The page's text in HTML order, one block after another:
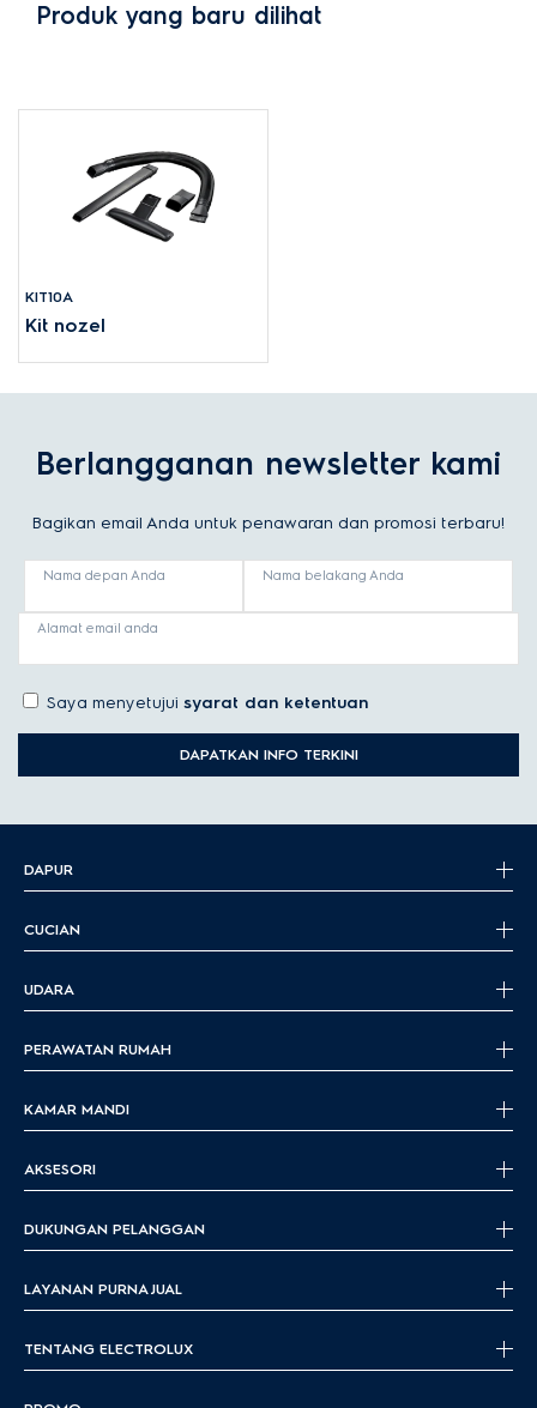
Produk yang baru dilihat
KIT10A
Kit nozel
Berlangganan newsletter kami
Bagikan email Anda untuk penawaran dan promosi terbaru!
Nama depan Anda Nama belakang Anda
Alamat email anda
Saya menyetujui syarat dan ketentuan
DAPATKAN INFO TERKINI
DAPUR
CUCIAN
UDARA
PERAWATAN RUMAH
KAMAR MANDI
AKSESORI
DUKUNGAN PELANGGAN
LAYANAN PURNA JUAL
TENTANG ELECTROLUX